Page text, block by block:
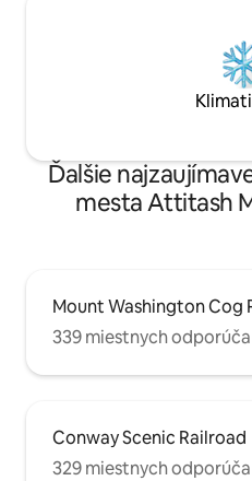
Ďalšie
mesta Attitash
Mount Washington Cog
339 miestnych odporúča
Conway Scenic Railroad
329 miestnych odporúča